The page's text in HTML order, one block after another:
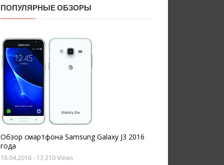
ПОПУЛЯРНЫЕ ОБЗОРЫ
Обзор смартфона Samsung Galaxy J3 2016
года
18.04.2016- 13 210 Views